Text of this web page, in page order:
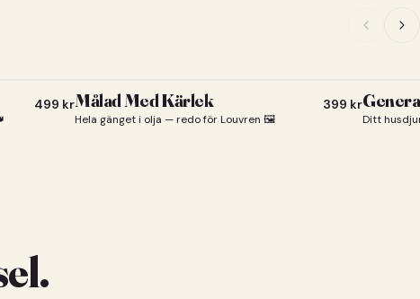
499 krMålad Med Kärlek
Hela gänget i olja — redo för Louvren 🖼️
399 kr
Ditt